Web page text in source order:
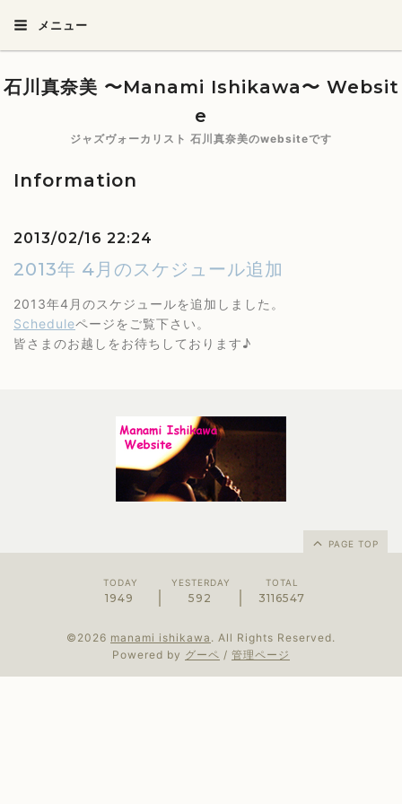
メニュー
石川真奈美 〜Manami Ishikawa〜 Websit
e
ジャズヴォーカリスト 石川真奈美のwebsiteです
Information
2013/02/16 22:24
2013年 4月のスケジュール追加
2013年4月のスケジュールを追加しました。
Scheduleページをご覧下さい。
皆さまのお越しをお待ちしております♪
PAGE TOP
TODAY
1949
YESTERDAY
592
TOTAL
3116547
©2026 manami ishikawa . All Rights Reserved.
Powered by グーペ / 管理ページ